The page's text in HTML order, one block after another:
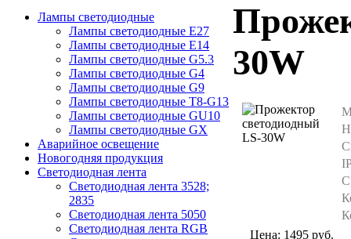
Лампы светодиодные
Лампы светодиодные E27
Лампы светодиодные E14
Лампы светодиодные G5.3
Лампы светодиодные G4
Лампы светодиодные G9
Лампы светодиодные Т8-G13
Лампы светодиодные GU10
Лампы светодиодные GX
Аварийное освещение
Новогодняя продукция
Светодиодная лента
Светодиодная лента 3528;
2835
Светодиодная лента 5050
Светодиодная лента RGB
30W
Цена: 1495 руб.